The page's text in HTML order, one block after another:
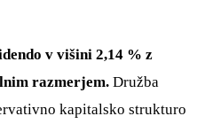
v višini 2,14 % z
razmerjem. Družba
kapitalsko strukturo